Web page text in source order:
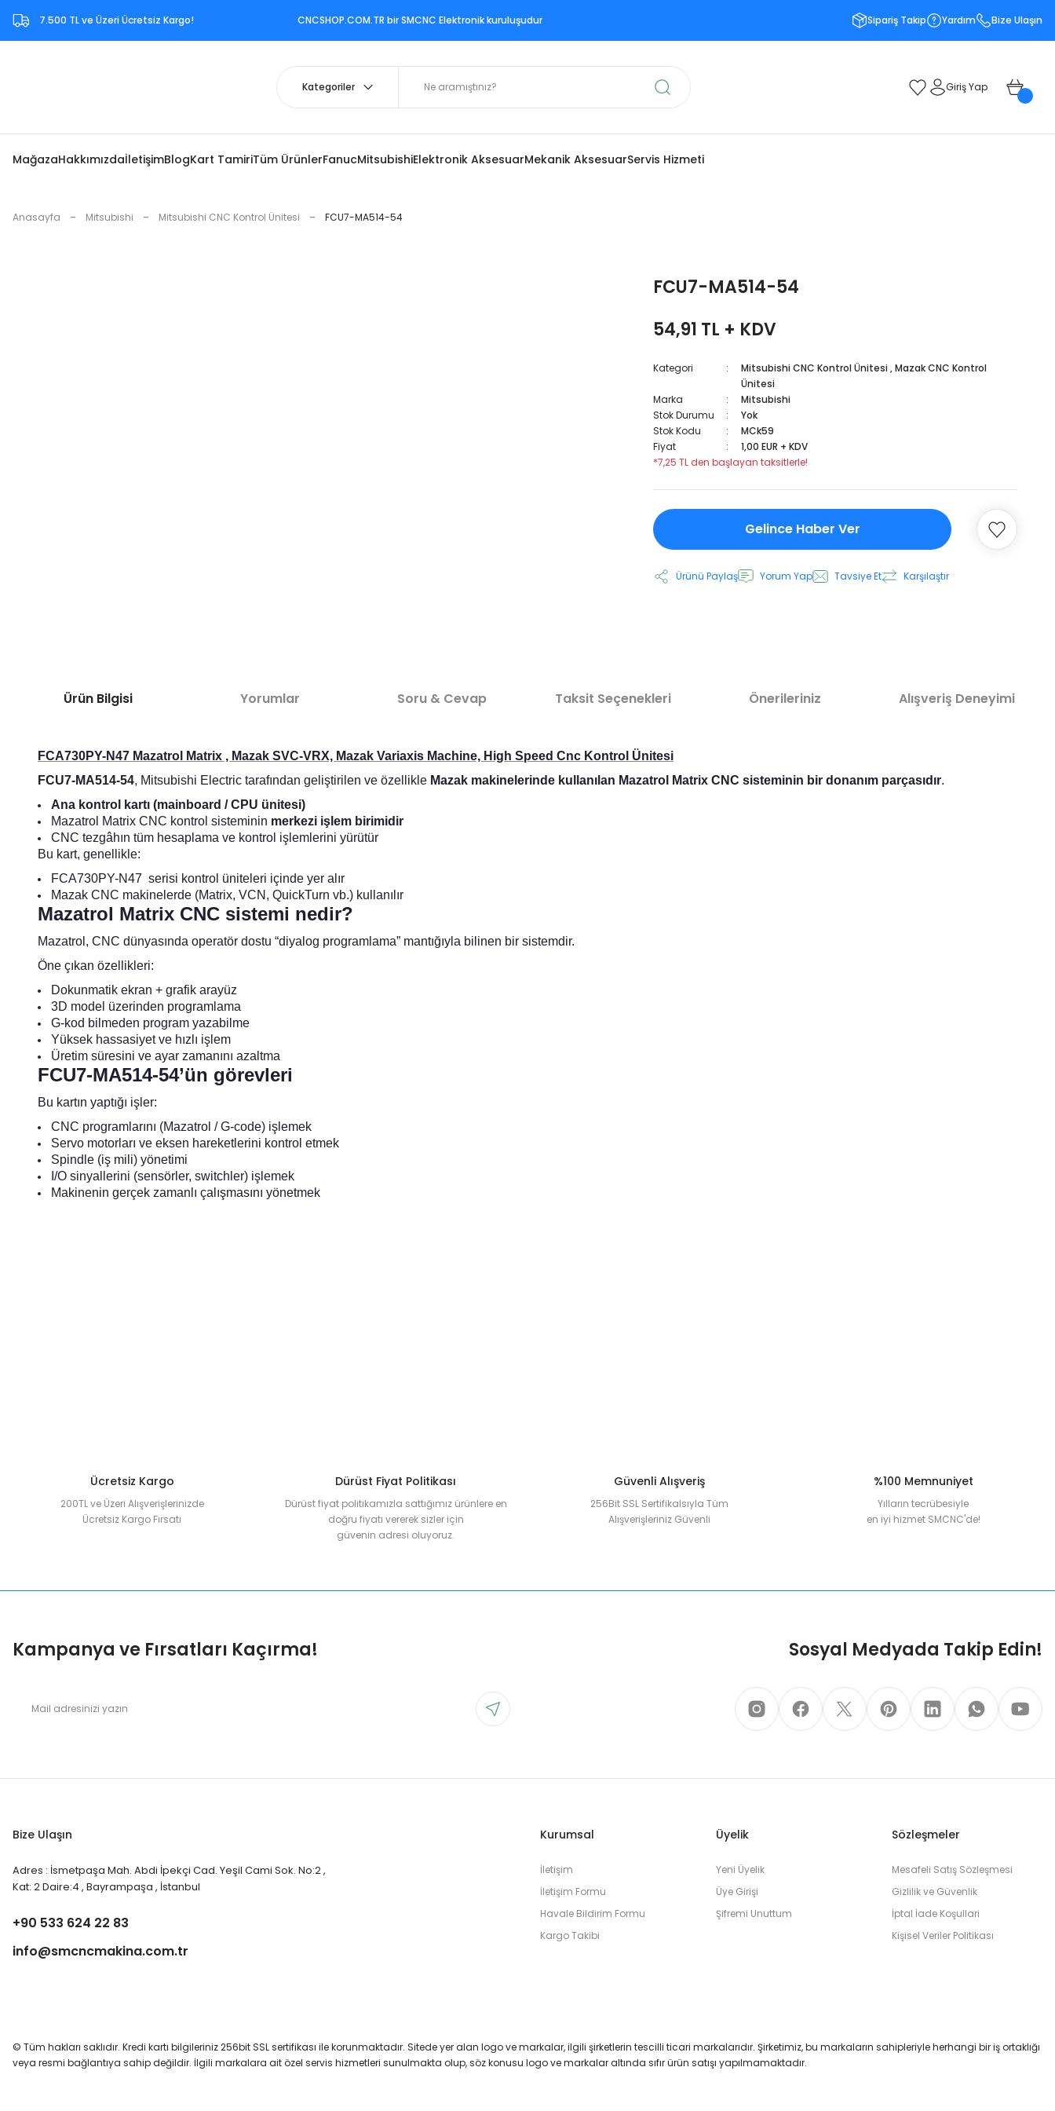
7.500 TL ve Üzeri Ücretsiz Kargo!‎ CNCSHOP.COM.TR ‎bir SMCNC Elektronik kuruluşudur Sipariş Takip Yardım Bize Ulaşın
Giriş Yap
MağazaHakkımızdaİletişimBlogKart TamiriTüm ÜrünlerFanucMitsubishiElektronik AksesuarMekanik AksesuarServis Hizmeti
Anasayfa Mitsubishi Mitsubishi CNC Kontrol Ünitesi FCU7-MA514-54
FCU7-MA514-54
54,91 TL + KDV
Kategori Mitsubishi CNC Kontrol Ünitesi,Mazak CNC Kontrol
Ünitesi
Marka
Mitsubishi
Stok Durumu
Yok
Stok Kodu
MCk59
Fiyat
1,00 EUR + KDV
*7,25 TL den başlayan taksitlerle!
Gelince Haber Ver
Ürünü Paylaş Yorum Yap Tavsiye Et Karşılaştır
Ürün Bilgisi Yorumlar Soru & Cevap Taksit Seçenekleri Önerileriniz Alışveriş Deneyimi
FCA730PY-N47 Mazatrol Matrix , Mazak SVC-VRX, Mazak Variaxis Machine, High Speed Cnc Kontrol Ünitesi
FCU7-MA514-54, Mitsubishi Electric tarafından geliştirilen ve özellikle Mazak makinelerinde kullanılan Mazatrol Matrix CNC sisteminin bir donanım parçasıdır.
Ana kontrol kartı (mainboard / CPU ünitesi)
Mazatrol Matrix CNC kontrol sisteminin merkezi işlem birimidir
CNC tezgâhın tüm hesaplama ve kontrol işlemlerini yürütür
Bu kart, genellikle:
FCA730PY-N47 serisi kontrol üniteleri içinde yer alır
Mazak CNC makinelerde (Matrix, VCN, QuickTurn vb.) kullanılır
Mazatrol Matrix CNC sistemi nedir?
Mazatrol, CNC dünyasında operatör dostu “diyalog programlama” mantığıyla bilinen bir sistemdir.
Öne çıkan özellikleri:
Dokunmatik ekran + grafik arayüz
3D model üzerinden programlama
G-kod bilmeden program yazabilme
Yüksek hassasiyet ve hızlı işlem
Üretim süresini ve ayar zamanını azaltma
FCU7-MA514-54’ün görevleri
Bu kartın yaptığı işler:
CNC programlarını (Mazatrol / G-code) işlemek
Servo motorları ve eksen hareketlerini kontrol etmek
Spindle (iş mili) yönetimi
I/O sinyallerini (sensörler, switchler) işlemek
Makinenin gerçek zamanlı çalışmasını yönetmek
Ücretsiz Kargo
200TL ve Üzeri Alışverişlerinizde
Ücretsiz Kargo Fırsatı
Dürüst Fiyat Politikası
Dürüst fiyat politikamızla sattığımız ürünlere en
doğru fiyatı vererek sizler için
güvenin adresi oluyoruz.
Güvenli Alışveriş
256Bit SSL Sertifikalsıyla Tüm
Alışverişleriniz Güvenli
%100 Memnuniyet
Yılların tecrübesiyle
en iyi hizmet SMCNC'de!
Kampanya ve Fırsatları Kaçırma! Sosyal Medyada Takip Edin!
Bize Ulaşın
Adres : İsmetpaşa Mah. Abdi İpekçi Cad. Yeşil Cami Sok. No:2 ,
Kat: 2 Daire:4 , Bayrampaşa , İstanbul
+90 533 624 22 83
info@smcncmakina.com.tr
Kurumsal
İletişim
İletişim Formu
Havale Bildirim Formu
Kargo Takibi
Üyelik
Yeni Üyelik
Üye Girişi
Şifremi Unuttum
Sözleşmeler
Mesafeli Satış Sözleşmesi
Gizlilik ve Güvenlik
İptal İade Koşullari
Kişisel Veriler Politikası
© Tüm hakları saklıdır. Kredi kartı bilgileriniz 256bit SSL sertifikası ile korunmaktadır. Sitede yer alan logo ve markalar, ilgili şirketlerin tescilli ticari markalarıdır. Şirketimiz, bu markaların sahipleriyle herhangi bir iş ortaklığı
veya resmi bağlantıya sahip değildir. İlgili markalara ait özel servis hizmetleri sunulmakta olup, söz konusu logo ve markalar altında sıfır ürün satışı yapılmamaktadır.